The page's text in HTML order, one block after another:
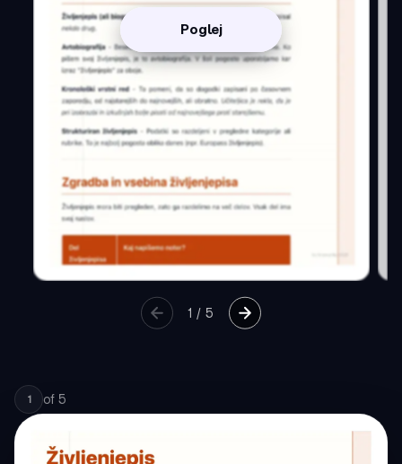
Poglej
1 /5
1 of 5